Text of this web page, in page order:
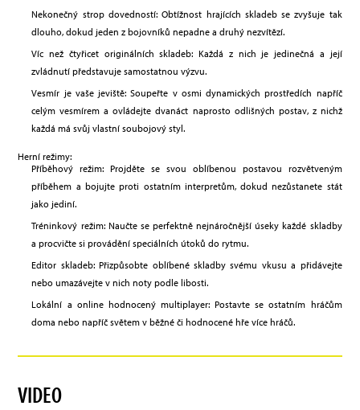
Nekonečný strop dovedností: Obtížnost hrajících skladeb se zvyšuje tak
dlouho, dokud jeden z bojovníků nepadne a druhý nezvítězí.
Víc než čtyřicet originálních skladeb: Každá z nich je jedinečná a její
zvládnutí představuje samostatnou výzvu.
Vesmír je vaše jeviště: Soupeřte v osmi dynamických prostředích napříč
celým vesmírem a ovládejte dvanáct naprosto odlišných postav, z nichž
každá má svůj vlastní soubojový styl.
Herní režimy:
Příběhový režim: Projděte se svou oblíbenou postavou rozvětveným
příběhem a bojujte proti ostatním interpretům, dokud nezůstanete stát
jako jediní.
Tréninkový režim: Naučte se perfektně nejnáročnější úseky každé skladby
a procvičte si provádění speciálních útoků do rytmu.
Editor skladeb: Přizpůsobte oblíbené skladby svému vkusu a přidávejte
nebo umazávejte v nich noty podle libosti.
Lokální a online hodnocený multiplayer: Postavte se ostatním hráčům
doma nebo napříč světem v běžné či hodnocené hře více hráčů.
VIDEO